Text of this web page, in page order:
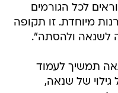
לכל הגורמים
מיוחדת. זו תקופה
לשנאה ולהסתה".
תמשיך לעמוד
של שנאה,